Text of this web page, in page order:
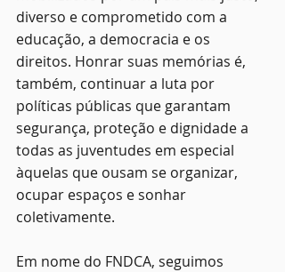
diverso e comprometido com a
educação, a democracia e os
direitos. Honrar suas memórias é,
também, continuar a luta por
políticas públicas que garantam
segurança, proteção e dignidade a
todas as juventudes em especial
àquelas que ousam se organizar,
ocupar espaços e sonhar
coletivamente.
Em nome do FNDCA, seguimos